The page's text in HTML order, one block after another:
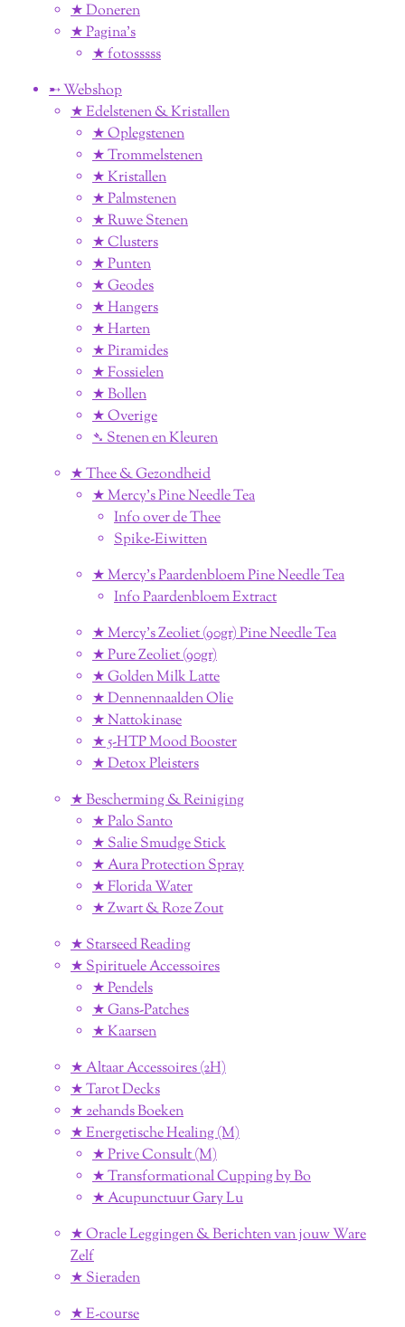
★ Doneren
★ Pagina’s
★ fotosssss
➸ Webshop
★ Edelstenen & Kristallen
★ Oplegstenen
★ Trommelstenen
★ Kristallen
★ Palmstenen
★ Ruwe Stenen
★ Clusters
★ Punten
★ Geodes
★ Hangers
★ Harten
★ Piramides
★ Fossielen
★ Bollen
★ Overige
➴ Stenen en Kleuren
★ Thee & Gezondheid
★ Mercy's Pine Needle Tea
Info over de Thee
Spike-Eiwitten
★ Mercy's Paardenbloem Pine Needle Tea
Info Paardenbloem Extract
★ Mercy's Zeoliet (90gr) Pine Needle Tea
★ Pure Zeoliet (90gr)
★ Golden Milk Latte
★ Dennennaalden Olie
★ Nattokinase
★ 5-HTP Mood Booster
★ Detox Pleisters
★ Bescherming & Reiniging
★ Palo Santo
★ Salie Smudge Stick
★ Aura Protection Spray
★ Florida Water
★ Zwart & Roze Zout
★ Starseed Reading
★ Spirituele Accessoires
★ Pendels
★ Gans-Patches
★ Kaarsen
★ Altaar Accessoires (2H)
★ Tarot Decks
★ 2ehands Boeken
★ Energetische Healing (M)
★ Prive Consult (M)
★ Transformational Cupping by Bo
★ Acupunctuur Gary Lu
★ Oracle Leggingen & Berichten van jouw Ware
Zelf
★ Sieraden
★ E-course